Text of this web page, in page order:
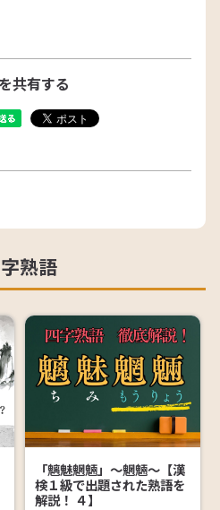
共有する
熟語
「魑魅魍魎」～魍魎～【漢
検１級で出題された熟語を
解説！ ４】